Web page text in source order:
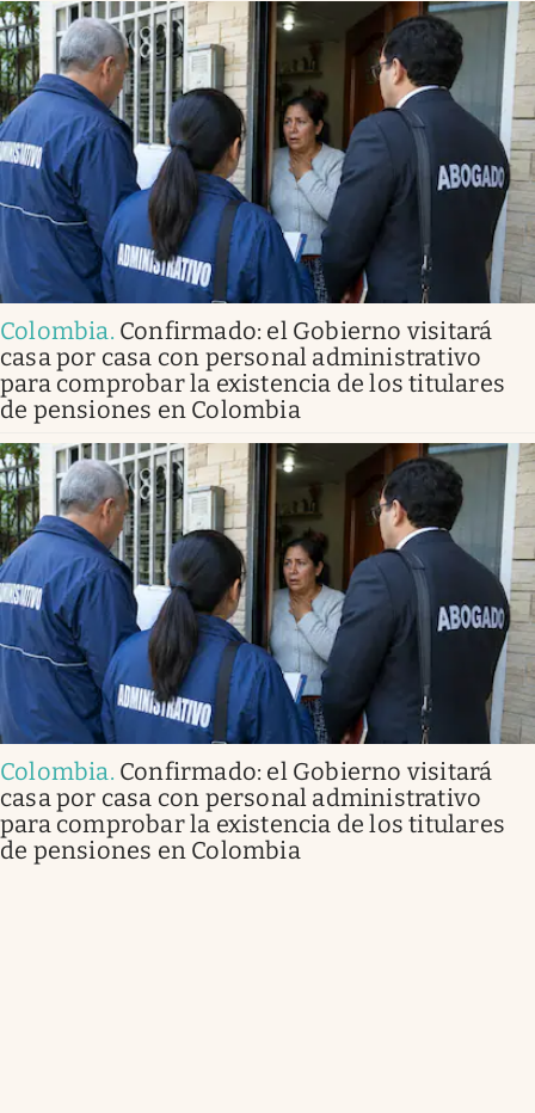
Colombia. Confirmado: el Gobierno visitará
casa por casa con personal administrativo
para comprobar la existencia de los titulares
de pensiones en Colombia
Colombia. Confirmado: el Gobierno visitará
casa por casa con personal administrativo
para comprobar la existencia de los titulares
de pensiones en Colombia